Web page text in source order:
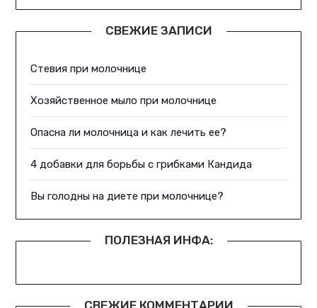
СВЕЖИЕ ЗАПИСИ
Стевия при молочнице
Хозяйственное мыло при молочнице
Опасна ли молочница и как лечить ее?
4 добавки для борьбы с грибками Кандида
Вы голодны на диете при молочнице?
ПОЛЕЗНАЯ ИНФА: